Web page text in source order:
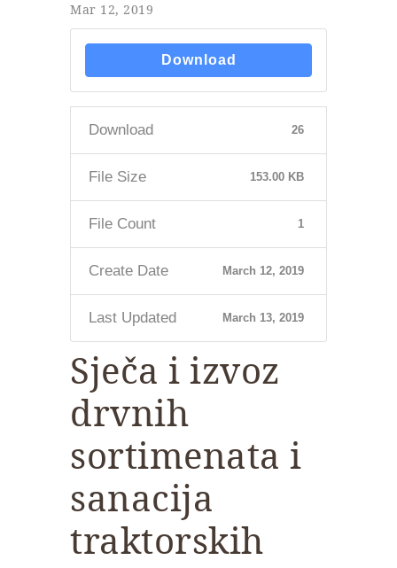
Mar 12, 2019
Download
Download 26
File Size 153.00 KB
File Count 1
Create Date March 12, 2019
Last Updated March 13, 2019
Sječa i izvoz
drvnih
sortimenata i
sanacija
traktorskih